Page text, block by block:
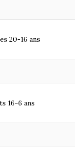
20-16 ans
16-6 ans